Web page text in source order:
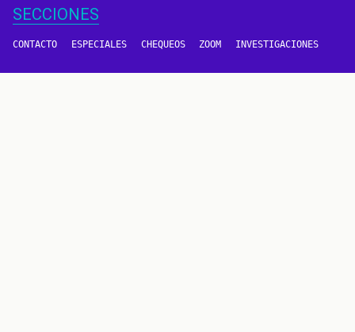
SECCIONES
CONTACTO ESPECIALES CHEQUEOS ZOOM INVESTIGACIONES
COLOMBIACHECK